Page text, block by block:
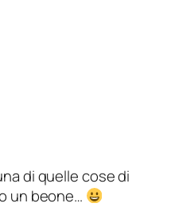
di quelle cose di
un beone…